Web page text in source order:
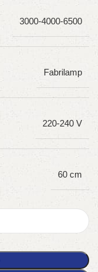
3000-4000-6500
Fabrilamp
220-240 V
60 cm